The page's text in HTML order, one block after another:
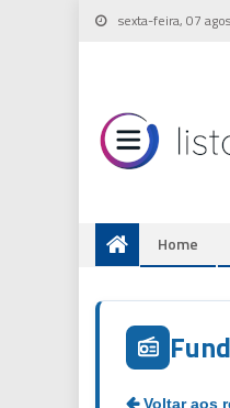
Skip sexta-feira, 07
Home